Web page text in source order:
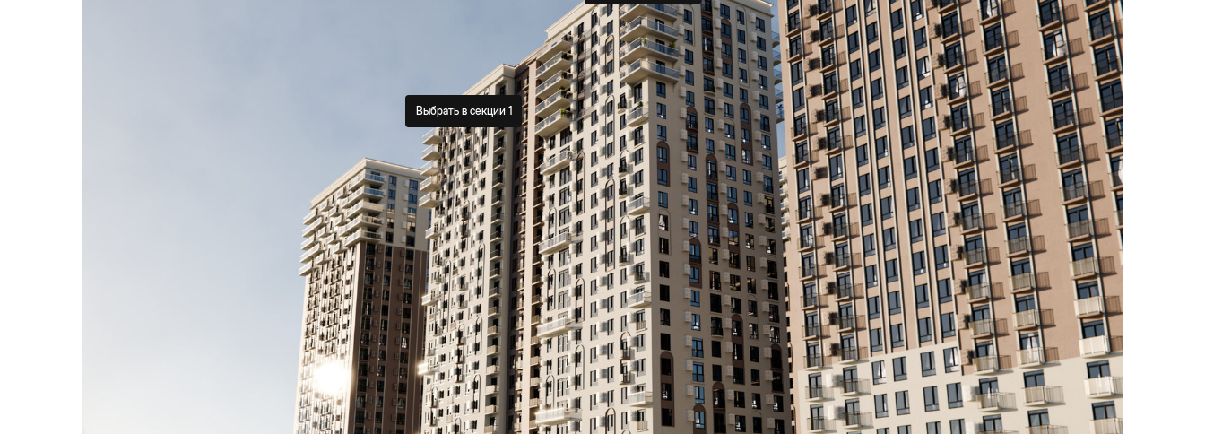
Выбрать в секции 1